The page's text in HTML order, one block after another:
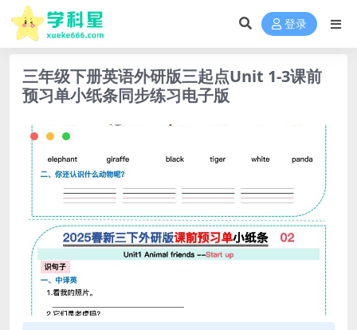
登录
三年级下册英语外研版三起点Unit 1-3课前
预习单小纸条同步练习电子版